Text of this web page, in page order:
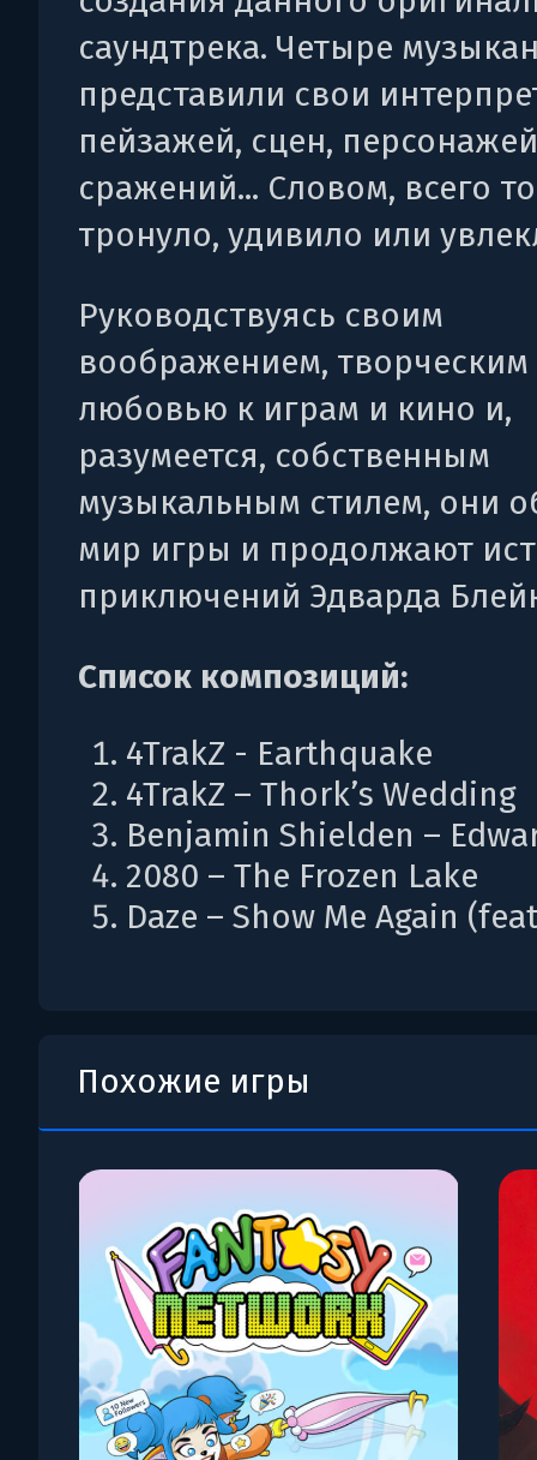
саундтрека. Четыре
представили свои
пейзажей, сцен,
сражений... Словом, всего
тронуло, удивило или
Руководствуясь своим
воображением, творческим
любовью к играм и кино и,
разумеется, собственным
музыкальным стилем, они
мир игры и продолжают
приключений Эдварда
Список композиций:
4TrakZ - Earthquake
4TrakZ – Thork’s Wedding
Benjamin Shielden –
2080 – The Frozen Lake
Daze – Show Me Again
Похожие игры